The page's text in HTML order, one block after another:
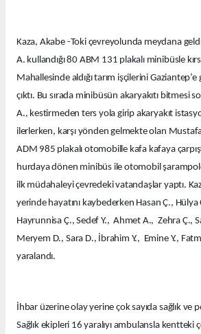
Kaza, Akabe -Toki çevreyolunda meydana
A. kullandığı 80 ABM 131 plakalı minibüsle
Mahallesinde aldığı tarım işçilerini
çıktı. Bu sırada minibüsün akaryakıtı bitmesi
A., kestirmeden ters yola girip akaryakıt
ilerlerken, karşı yönden gelmekte olan Mustafa
ADM 985 plakalı otomobille kafa kafaya
hurdaya dönen minibüs ile otomobil
ilk müdahaleyi çevredeki vatandaşlar yaptı.
yerinde hayatını kaybederken Hasan Ç., Hülya
Hayrunnisa Ç., Sedef Y., Ahmet A., Zehra Ç.,
Meryem D., Sara D., İbrahim Y., Emine Y.,
yaralandı.
İhbar üzerine olay yerine çok sayıda sağlık ve
Sağlık ekipleri 16 yaralıyı ambulansla kentteki